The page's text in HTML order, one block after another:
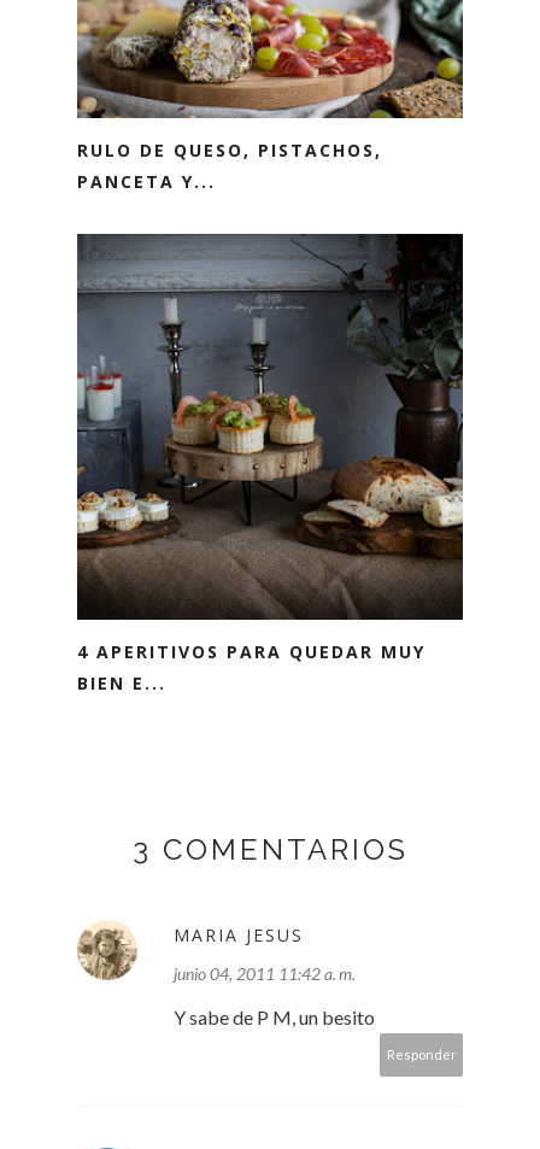
RULO DE QUESO, PISTACHOS,
PANCETA Y...
4 APERITIVOS PARA QUEDAR MUY
BIEN E...
3 COMENTARIOS
MARIA JESUS
junio 04, 2011 11:42 a. m.
Y sabe de P M, un besito
Responder